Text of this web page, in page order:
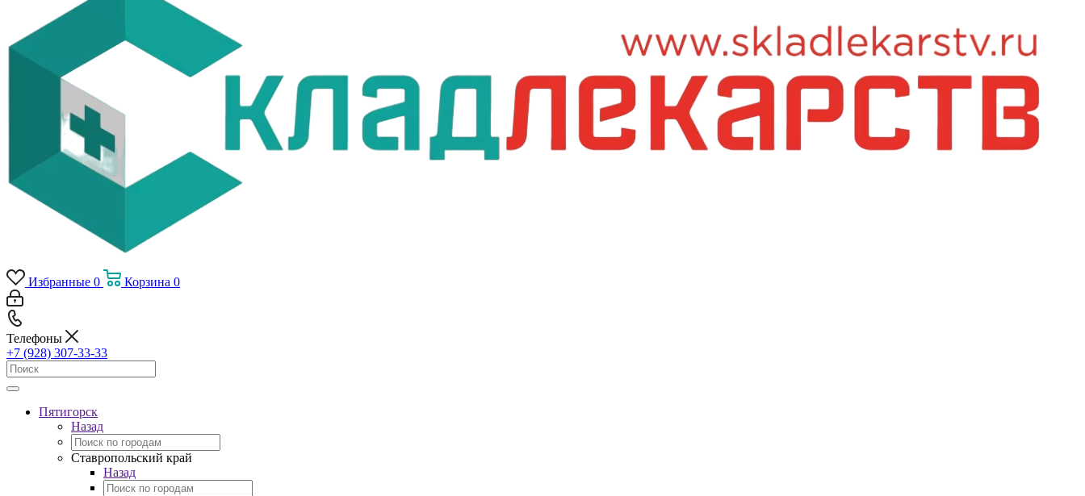
Избранные 0 Корзина 0
Телефоны
+7 (928) 307-33-33
Пятигорск
Назад
Ставропольский край
Назад